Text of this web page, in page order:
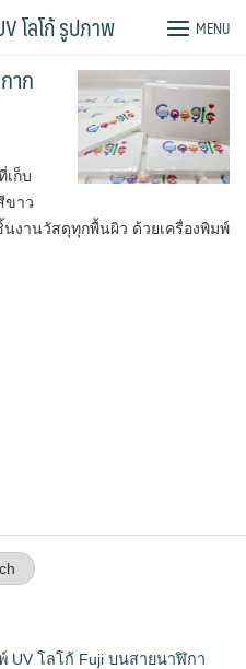
โลโก้ รูปภาพ MENU
าก
เก็บ
ขาว
งานวัสดุทุกพื้นผิว ด้วยเครื่องพิมพ์
UV โลโก้ Fuji บนสายนาฬิกา